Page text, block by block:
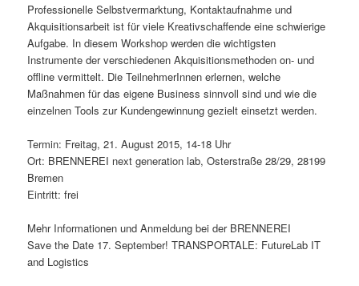
Professionelle Selbstvermarktung, Kontaktaufnahme und
Akquisitionsarbeit ist für viele Kreativschaffende eine schwierige
Aufgabe. In diesem Workshop werden die wichtigsten
Instrumente der verschiedenen Akquisitionsmethoden on- und
offline vermittelt. Die TeilnehmerInnen erlernen, welche
Maßnahmen für das eigene Business sinnvoll sind und wie die
einzelnen Tools zur Kundengewinnung gezielt einsetzt werden.
Termin: Freitag, 21. August 2015, 14-18 Uhr
Ort: BRENNEREI next generation lab, Osterstraße 28/29, 28199
Bremen
Eintritt: frei
Mehr Informationen und Anmeldung bei der BRENNEREI
Save the Date 17. September! TRANSPORTALE: FutureLab IT
and Logistics